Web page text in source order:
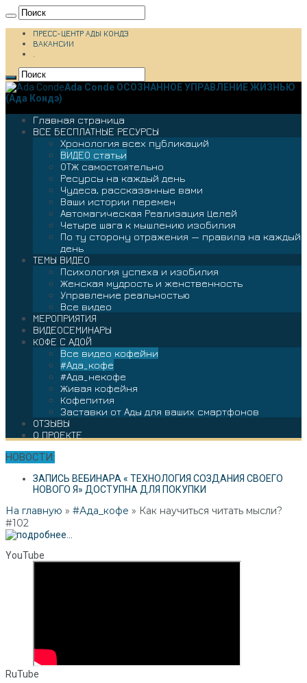
ПРЕСС-ЦЕНТР АДЫ КОНДЭ
ВАКАНСИИ
.
Ada Conde ОСОЗНАННОЕ УПРАВЛЕНИЕ ЖИЗНЬЮ
(Ада Кондэ)
Главная страница
ВСЕ БЕСПЛАТНЫЕ РЕСУРСЫ
Хронология всех публикаций
ВИДЕО статьи
ОТЖ самостоятельно
Ресурсы на каждый день
Чудеса, рассказанные вами
Ваши истории перемен
Автомагическая Реализация Целей
Четыре шага к мышлению изобилия
По ту сторону отражения — правила на каждый
день
ТЕМЫ ВИДЕО
Психология успеха и изобилия
Женская мудрость и женственность
Управление реальностью
Все видео
МЕРОПРИЯТИЯ
ВИДЕОСЕМИНАРЫ
КОФЕ С АДОЙ
Все видео кофейни
#Ада_кофе
#Ада_некофе
Живая кофейня
Кофепития
Заставки от Ады для ваших смартфонов
ОТЗЫВЫ
О ПРОЕКТЕ
НОВОСТИ:
ЗАПИСЬ ВЕБИНАРА « ТЕХНОЛОГИЯ СОЗДАНИЯ СВОЕГО
НОВОГО Я» ДОСТУПНА ДЛЯ ПОКУПКИ
На главную » #Ада_кофе » Как научиться читать мысли?
#102
YouTube
RuTube